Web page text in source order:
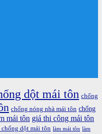
dột mái tôn chống
chống nóng nhà mái tôn chống
mái tôn giá thi công mái tôn
chống dột mái tôn làm mái tôn làm